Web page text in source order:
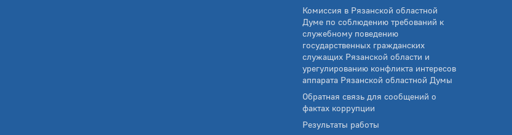
Комиссия в Рязанской областной
Думе по соблюдению требований к
служебному поведению
государственных гражданских
служащих Рязанской области и
урегулированию конфликта интересов
аппарата Рязанской областной Думы
Обратная связь для сообщений о
фактах коррупции
Результаты работы